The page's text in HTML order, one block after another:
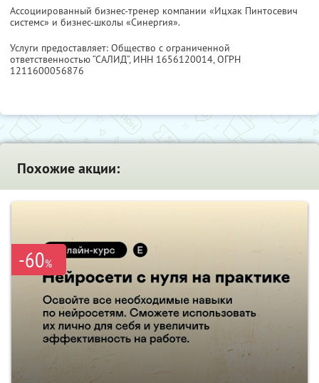
Ассоциированный бизнес-тренер компании «Ицхак Пинтосевич
системс» и бизнес-школы «Синергия».
Услуги предоставляет: Общество с ограниченной
ответственностью “САЛИД”, ИНН 1656120014, ОГРН
1211600056876
Похожие акции:
-60%